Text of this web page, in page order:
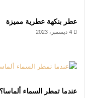
عطر بنكهة عطرية مميزة
4 ديسمبر، 2023
عندما تمطر السماء ألماسا؟